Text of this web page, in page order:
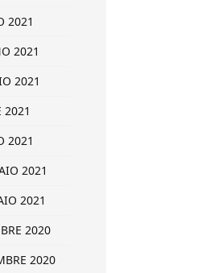
2021
2021
2021
2021
2021
2021
2021
2020
2020